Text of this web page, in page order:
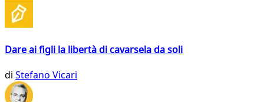
Dare ai figli la libertà di cavarsela da soli
di Stefano Vicari